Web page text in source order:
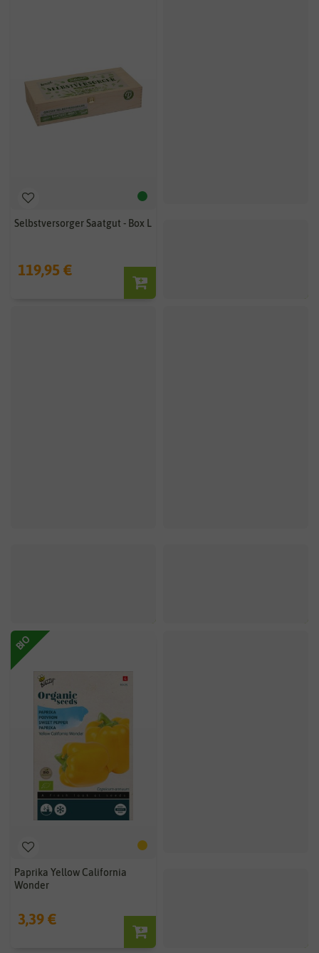
Selbstversorger Saatgut - Box L
119,95 €
BIO
Paprika Yellow California
Wonder
3,39 €